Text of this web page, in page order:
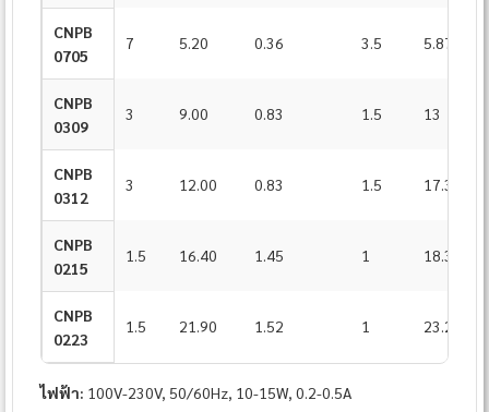
CNPB
0705
7 5.20 0.36 3.5 5.87
CNPB
0309
3 9.00 0.83 1.5 13
CNPB
0312
3 12.00 0.83 1.5 17.3
CNPB
0215
1.5 16.40 1.45 1 18.3
CNPB
0223
1.5 21.90 1.52 1 23.2
ไฟฟ้า: 100V-230V, 50/60Hz, 10-15W, 0.2-0.5A